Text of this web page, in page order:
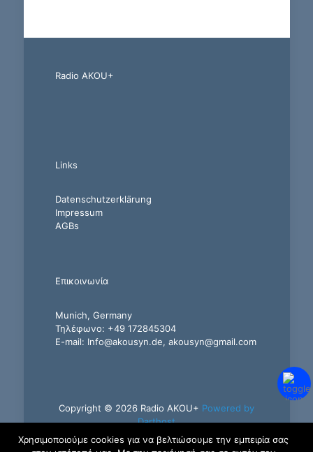
Radio AKOU+
Links
Datenschutzerklärung
Impressum
AGBs
Επικοινωνία
Munich, Germany
Τηλέφωνο: +49 172845304
E-mail: Info@akousyn.de, akousyn@gmail.com
Copyright © 2026 Radio AKOU+ Powered by
Darthost
Χρησιμοποιούμε cookies για να βελτιώσουμε την εμπειρία σας